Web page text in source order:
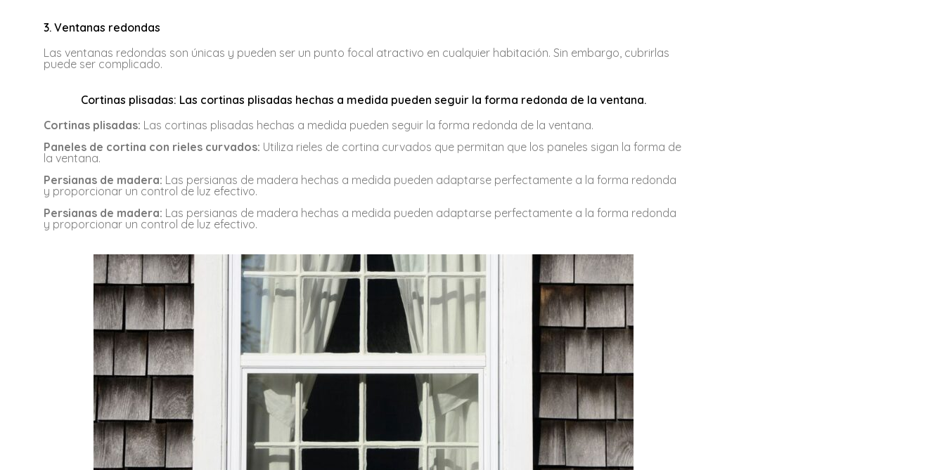
3. Ventanas redondas
Las ventanas redondas son únicas y pueden ser un punto focal atractivo en cualquier habitación. Sin embargo, cubrirlas
puede ser complicado.
Cortinas plisadas: Las cortinas plisadas hechas a medida pueden seguir la forma redonda de la ventana.
Cortinas plisadas: Las cortinas plisadas hechas a medida pueden seguir la forma redonda de la ventana.
Paneles de cortina con rieles curvados: Utiliza rieles de cortina curvados que permitan que los paneles sigan la forma de
la ventana.
Persianas de madera: Las persianas de madera hechas a medida pueden adaptarse perfectamente a la forma redonda
y proporcionar un control de luz efectivo.
Persianas de madera: Las persianas de madera hechas a medida pueden adaptarse perfectamente a la forma redonda
y proporcionar un control de luz efectivo.